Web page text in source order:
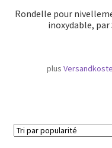
Rondelle pour
inoxydable, par
plus